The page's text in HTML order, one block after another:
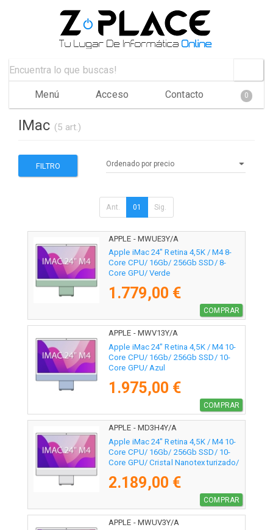
Menú Acceso Contacto 0
IMac (5 art.)
FILTRO
Ant. 01 Sig.
APPLE - MWUE3Y/A
Apple iMac 24" Retina 4,5K / M4 8-
Core CPU/ 16Gb/ 256Gb SSD/ 8-
Core GPU/ Verde
1.779,00 €
COMPRAR
APPLE - MWV13Y/A
Apple iMac 24" Retina 4,5K / M4 10-
Core CPU/ 16Gb/ 256Gb SSD/ 10-
Core GPU/ Azul
1.975,00 €
COMPRAR
APPLE - MD3H4Y/A
Apple iMac 24" Retina 4,5K / M4 10-
Core CPU/ 16Gb/ 256Gb SSD/ 10-
Core GPU/ Cristal Nanotexturizado/
2.189,00 €
COMPRAR
APPLE - MWUV3Y/A